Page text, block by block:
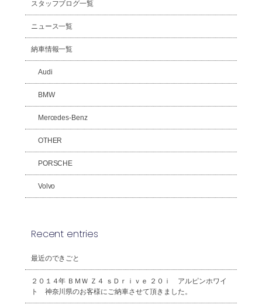
スタッフブログ一覧
ニュース一覧
納車情報一覧
Audi
BMW
Mercedes-Benz
OTHER
PORSCHE
Volvo
Recent entries
最近のできごと
２０１４年 ＢＭＷ Ｚ４ ｓＤｒｉｖｅ ２０ｉ アルピンホワイ
ト 神奈川県のお客様にご納車させて頂きました。